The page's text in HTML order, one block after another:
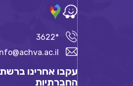
*3622
עקבו אחרינו
החברתיות